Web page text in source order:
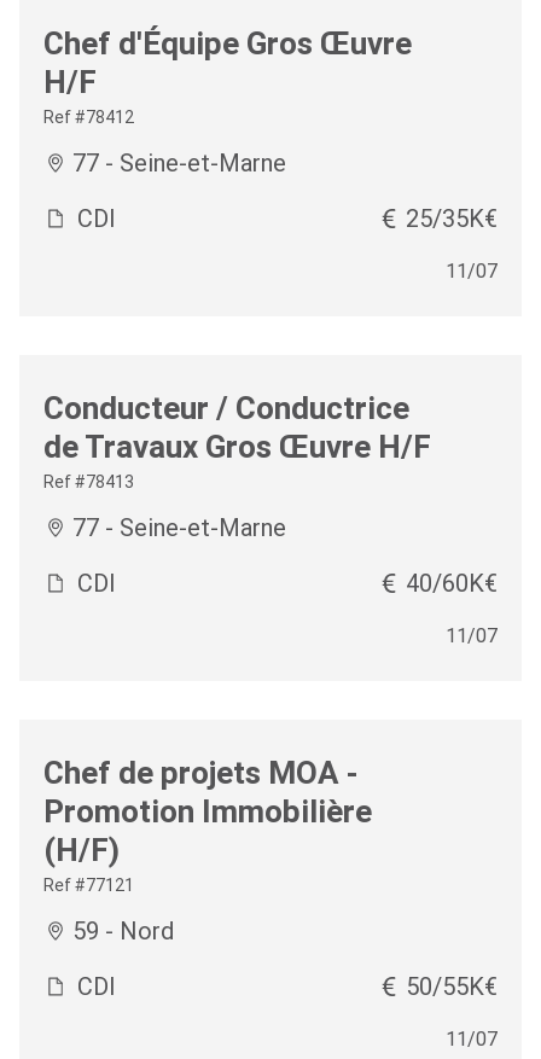
Chef d'Équipe Gros Œuvre
H/F
Ref #78412
77 - Seine-et-Marne
CDI
25/35K€
11/07
Conducteur / Conductrice
de Travaux Gros Œuvre H/F
Ref #78413
77 - Seine-et-Marne
CDI
40/60K€
11/07
Chef de projets MOA -
Promotion Immobilière
(H/F)
Ref #77121
59 - Nord
CDI
50/55K€
11/07